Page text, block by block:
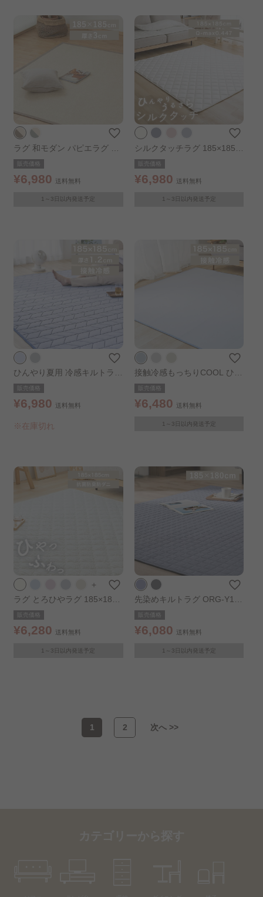
ラグ 和モダン パピエラグ 18
5×185cm ベージュ×カーキ
販売価格
¥6,980 送料無料
1～3日以内発送予定
シルクタッチラグ 185×185c
m シャンパン
販売価格
¥6,980 送料無料
1～3日以内発送予定
ひんやり夏用 冷感キルトラグ
185×185cm ブルー
販売価格
¥6,980 送料無料
※在庫切れ
接触冷感もっちりCOOL ひん
やりラグ 185×185cm アイス
ブルー
販売価格
¥6,480 送料無料
1～3日以内発送予定
＋
ラグ とろひやラグ 185×185c
m バニラ
販売価格
¥6,280 送料無料
1～3日以内発送予定
先染めキルトラグ ORG-Y181
8 ブルー
販売価格
¥6,080 送料無料
1～3日以内発送予定
1 2 次へ >>